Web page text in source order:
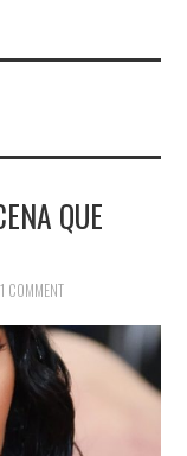
QUE
1 COMMENT